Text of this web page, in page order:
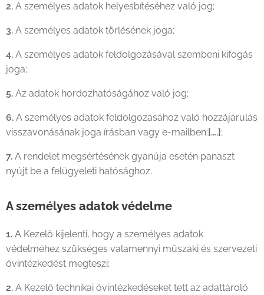
2. A személyes adatok helyesbítéséhez való jog;
3. A személyes adatok törlésének joga;
4. A személyes adatok feldolgozásával szembeni kifogás
joga;
5. Az adatok hordozhatóságához való jog;
6. A személyes adatok feldolgozásához való hozzájárulás
visszavonásának joga írásban vagy e-mailben:[….];
7. A rendelet megsértésének gyanúja esetén panaszt
nyújt be a felügyeleti hatósághoz.
A személyes adatok védelme
1. A Kezelő kijelenti, hogy a személyes adatok
védelméhez szükséges valamennyi műszaki és szervezeti
óvintézkedést megteszi;
2. A Kezelő technikai óvintézkedéseket tett az adattároló